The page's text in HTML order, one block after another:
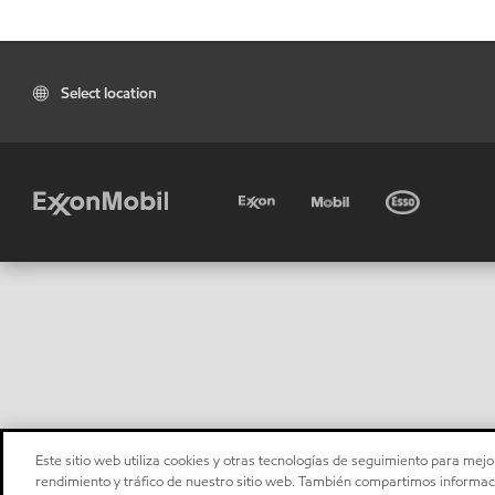
Select location
Este sitio web utiliza cookies y otras tecnologías de seguimiento para
rendimiento y tráfico de nuestro sitio web. También compartimos